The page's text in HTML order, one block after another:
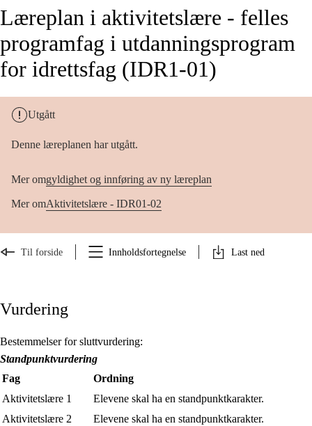
Læreplan i aktivitetslære - felles
programfag i utdanningsprogram
for idrettsfag (IDR1-01)
Utgått
Denne læreplanen har utgått.
Mer omgyldighet og innføring av ny læreplan
Mer omAktivitetslære - IDR01-02
Til forside Innholdsfortegnelse Last ned
Vurdering
Bestemmelser for sluttvurdering:
Standpunktvurdering
Fag
Ordning
Aktivitetslære 1
Elevene skal ha en standpunktkarakter.
Aktivitetslære 2
Elevene skal ha en standpunktkarakter.